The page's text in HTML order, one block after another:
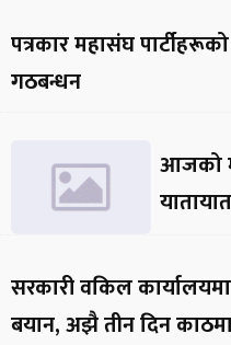
पत्रकार महासंघ
गठबन्धन
आजको
सरकारी वकिल
बयान, अझै तीन दिन